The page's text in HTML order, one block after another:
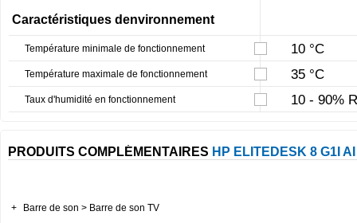
Caractéristiques denvironnement
Température minimale de fonctionnement 10 °C
Température maximale de fonctionnement 35 °C
Taux d'humidité en fonctionnement 10 - 90%
PRODUITS COMPLÉMENTAIRES HP ELITEDESK 8 G1I AI
+
Barre de son > Barre de son TV